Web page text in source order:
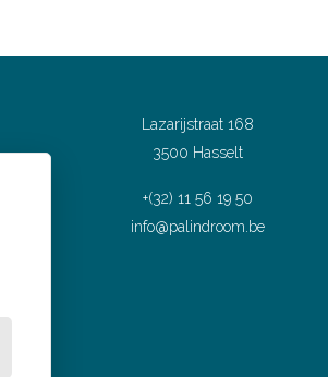
Lazarijstraat 168
3500 Hasselt
+(32) 11 56 19 50
info@palindroom.be